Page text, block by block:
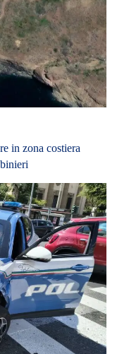
in zona costiera